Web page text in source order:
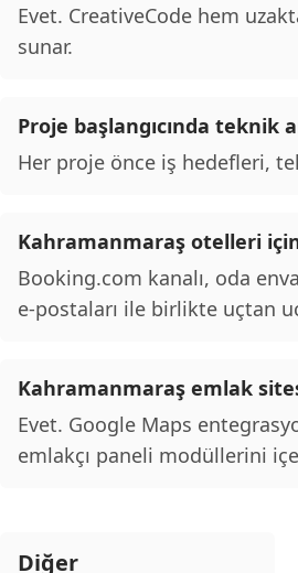
Evet. CreativeCode hem
sunar.
Proje başlangıcında teknik
Her proje önce iş hedefleri,
Kahramanmaraş otelleri
Booking.com kanalı, oda
e-postaları ile birlikte uçtan
Kahramanmaraş emlak
Evet. Google Maps
emlakçı paneli modüllerini
Diğer